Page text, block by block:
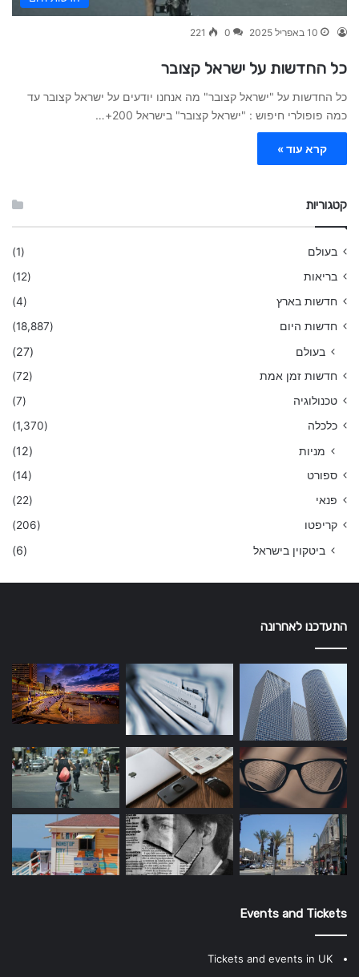
10 באפריל 2025 0
221
כל החדשות על ישראל קצובר
כל החדשות על "ישראל קצובר" מה אנחנו יודעים על ישראל קצובר עד
כמה פופולרי חיפוש : "ישראל קצובר" בישראל 200+…
קרא עוד »
קטגוריות
בעולם
(1)
בריאות
(12)
חדשות בארץ
(4)
חדשות היום
(18,887)
בעולם (27)
חדשות זמן אמת
(72)
טכנולוגיה
(7)
כלכלה
(1,370)
מניות (12)
ספורט
(14)
פנאי
(22)
קריפטו
(206)
ביטקוין בישראל (6)
התעדכנו לאחרונה
Events and Tickets
Tickets and events in UK